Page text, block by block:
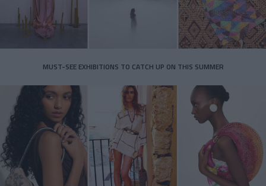
MUST-SEE EXHIBITIONS TO CATCH UP ON THIS SUMMER